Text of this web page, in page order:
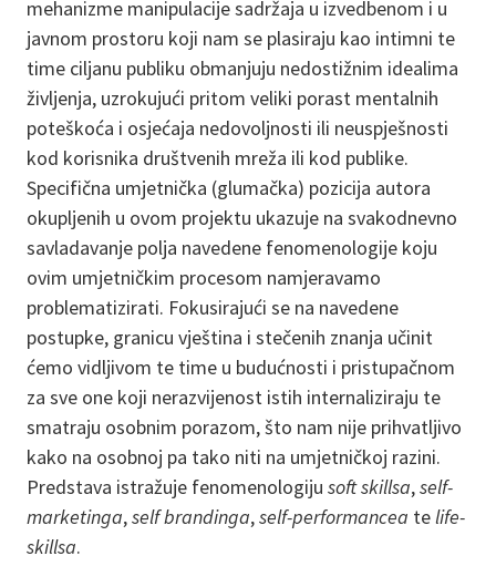
mehanizme manipulacije sadržaja u izvedbenom i u
javnom prostoru koji nam se plasiraju kao intimni te
time ciljanu publiku obmanjuju nedostižnim idealima
življenja, uzrokujući pritom veliki porast mentalnih
poteškoća i osjećaja nedovoljnosti ili neuspješnosti
kod korisnika društvenih mreža ili kod publike.
Specifična umjetnička (glumačka) pozicija autora
okupljenih u ovom projektu ukazuje na svakodnevno
savladavanje polja navedene fenomenologije koju
ovim umjetničkim procesom namjeravamo
problematizirati. Fokusirajući se na navedene
postupke, granicu vještina i stečenih znanja učinit
ćemo vidljivom te time u budućnosti i pristupačnom
za sve one koji nerazvijenost istih internaliziraju te
smatraju osobnim porazom, što nam nije prihvatljivo
kako na osobnoj pa tako niti na umjetničkoj razini.
Predstava istražuje fenomenologiju soft skillsa,self-
marketinga,self brandinga,self-performancea telife-
skillsa.